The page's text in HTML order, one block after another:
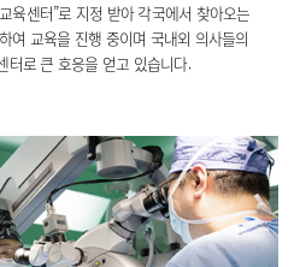
육센터”로 지정 받아 각국에서 찾아오는
여 교육을 진행 중이며 국내외 의사들의
터로 큰 호응을 얻고 있습니다.